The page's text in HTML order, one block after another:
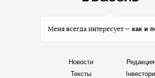
Меня всегда интересует — как и
Новости
Тексты
Редакция
Інвестори